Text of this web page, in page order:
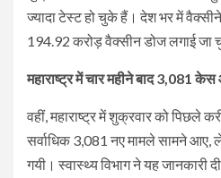
ज्यादा टेस्ट हो चुके हैं। देश भर में
194.92 करोड़ वैक्सीन डोज लगाई जा
महाराष्ट्र में चार महीने बाद 3,081 केस
वहीं, महाराष्ट्र में शुक्रवार को पिछले
सर्वाधिक 3,081 नए मामले सामने आए,
गयी। स्वास्थ्य विभाग ने यह